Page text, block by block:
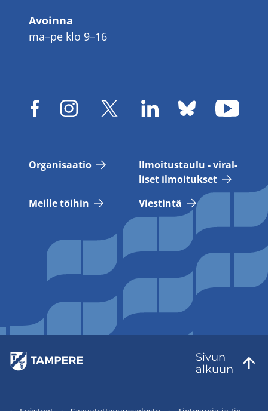
Avoinna
ma–pe klo 9–16
Or­ga­ni­saa­tio
Il­moi­tus­tau­lu - vi­ral­
li­set il­moi­tuk­set
Meil­le töi­hin
Vies­tin­tä
Sivun
al­kuun